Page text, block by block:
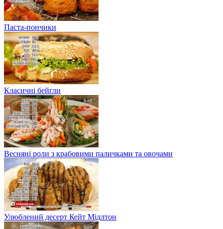
Паста-пончики
Класичні бейгли
Весняні роли з крабовими паличками та овочами
Улюблений десерт Кейт Мідлтон